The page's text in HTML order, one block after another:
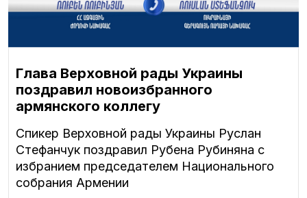
Глава Верховной рады Украины
поздравил новоизбранного
армянского коллегу
Спикер Верховной рады Украины Руслан
Стефанчук поздравил Рубена Рубиняна с
избранием председателем Национального
собрания Армении